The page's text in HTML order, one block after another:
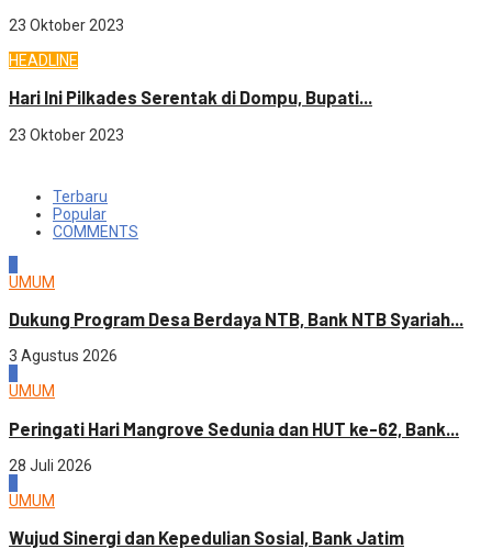
23 Oktober 2023
HEADLINE
Hari Ini Pilkades Serentak di Dompu, Bupati...
23 Oktober 2023
Terbaru
Popular
COMMENTS
UMUM
Dukung Program Desa Berdaya NTB, Bank NTB Syariah...
3 Agustus 2026
UMUM
Peringati Hari Mangrove Sedunia dan HUT ke-62, Bank...
28 Juli 2026
UMUM
Wujud Sinergi dan Kepedulian Sosial, Bank Jatim